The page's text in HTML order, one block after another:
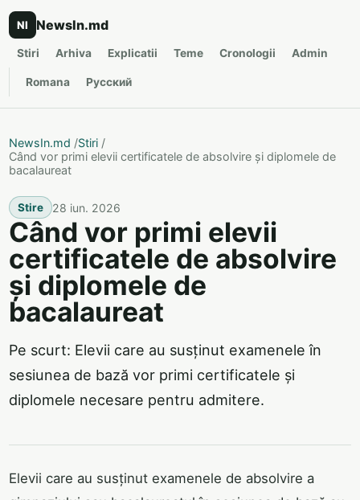
NI NewsIn.md
Stiri Arhiva Explicatii Teme Cronologii Admin
Romana Русский
NewsIn.md /Stiri /
Când vor primi elevii certificatele de absolvire și diplomele de
bacalaureat
Stire 28 iun. 2026
Când vor primi elevii
certificatele de absolvire
și diplomele de
bacalaureat
Pe scurt: Elevii care au susținut examenele în
sesiunea de bază vor primi certificatele și
diplomele necesare pentru admitere.
Elevii care au susținut examenele de absolvire a